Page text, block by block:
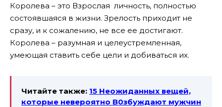
Королева – это Взрослая личность, полностью
состоявшаяся в жизни. Зрелость приходит не
сразу, и к сожалению, не все ее достигают.
Королева – разумная и целеустремленная,
умеющая ставить себе цели и добиваться их.
Читайте также: 15 Неожиданных вещей,
которые невероятно В0збуждают мужчин